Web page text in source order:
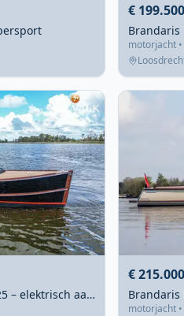
€ 199.500
motorjacht
Brandaris Barkas 900 2025 – elektrisch aangedreven luxe
€ 215.000
motorjacht